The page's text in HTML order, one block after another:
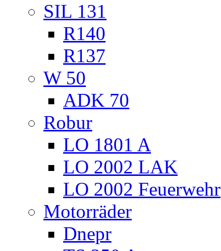
SIL 131
R140
R137
W 50
ADK 70
Robur
LO 1801 A
LO 2002 LAK
LO 2002 Feuerwehr
Motorräder
Dnepr